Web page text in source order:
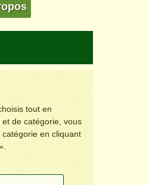
tout en
de catégorie, vous
en cliquant